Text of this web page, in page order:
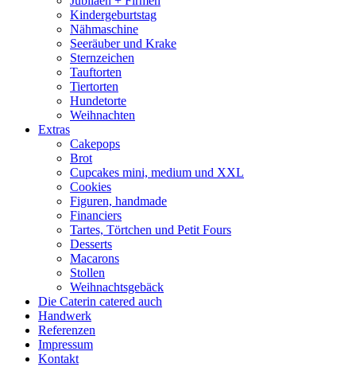
Kindergeburtstag
Nähmaschine
Seeräuber und Krake
Sternzeichen
Tauftorten
Tiertorten
Hundetorte
Weihnachten
Extras
Cakepops
Brot
Cupcakes mini, medium und XXL
Cookies
Figuren, handmade
Financiers
Tartes, Törtchen und Petit Fours
Desserts
Macarons
Stollen
Weihnachtsgebäck
Die Caterin catered auch
Handwerk
Referenzen
Impressum
Kontakt